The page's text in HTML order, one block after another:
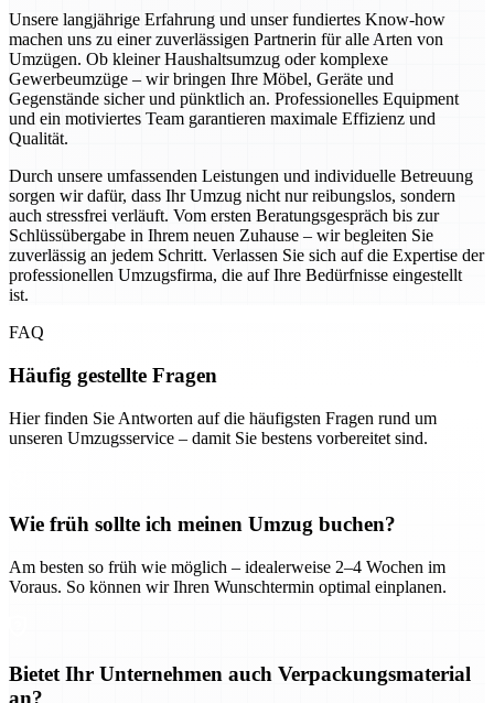
Unsere langjährige Erfahrung und unser fundiertes Know-how
machen uns zu einer zuverlässigen Partnerin für alle Arten von
Umzügen. Ob kleiner Haushaltsumzug oder komplexe
Gewerbeumzüge – wir bringen Ihre Möbel, Geräte und
Gegenstände sicher und pünktlich an. Professionelles Equipment
und ein motiviertes Team garantieren maximale Effizienz und
Qualität.
Durch unsere umfassenden Leistungen und individuelle Betreuung
sorgen wir dafür, dass Ihr Umzug nicht nur reibungslos, sondern
auch stressfrei verläuft. Vom ersten Beratungsgespräch bis zur
Schlüssübergabe in Ihrem neuen Zuhause – wir begleiten Sie
zuverlässig an jedem Schritt. Verlassen Sie sich auf die Expertise der
professionellen Umzugsfirma, die auf Ihre Bedürfnisse eingestellt
ist.
FAQ
Häufig gestellte Fragen
Hier finden Sie Antworten auf die häufigsten Fragen rund um
unseren Umzugsservice – damit Sie bestens vorbereitet sind.
Wie früh sollte ich meinen Umzug buchen?
Am besten so früh wie möglich – idealerweise 2–4 Wochen im
Voraus. So können wir Ihren Wunschtermin optimal einplanen.
Bietet Ihr Unternehmen auch Verpackungsmaterial
an?